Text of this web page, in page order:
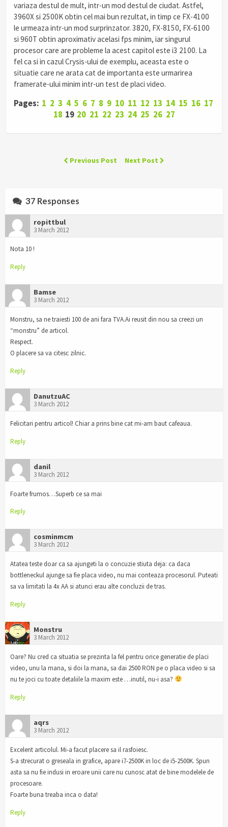
variaza destul de mult, intr-un mod destul de ciudat. Astfel,
3960X si 2500K obtin cel mai bun rezultat, in timp ce FX-4100
le urmeaza intr-un mod surprinzator. 3820, FX-8150, FX-6100
si 960T obtin aproximativ acelasi fps minim, iar singurul
procesor care are probleme la acest capitol este i3 2100. La
fel ca si in cazul Crysis-ului de exemplu, aceasta este o
situatie care ne arata cat de importanta este urmarirea
framerate-ului minim intr-un test de placi video.
Pages: 1 2 3 4 5 6 7 8 9 10 11 12 13 14 15 16 17
18 19 20 21 22 23 24 25 26 27
Previous Post Next Post
37 Responses
ropittbul
3 March 2012
Nota 10 !
Reply
Bamse
3 March 2012
Monstru, sa ne traiesti 100 de ani fara TVA.Ai reusit din nou sa creezi un
“monstru” de articol.
Respect.
O placere sa va citesc zilnic.
Reply
DanutzuAC
3 March 2012
Felicitari pentru articol! Chiar a prins bine cat mi-am baut cafeaua.
Reply
danil
3 March 2012
Foarte frumos…Superb ce sa mai
Reply
cosminmcm
3 March 2012
Atatea teste doar ca sa ajungeti la o concuzie stiuta deja: ca daca
bottleneckul ajunge sa fie placa video, nu mai conteaza procesorul. Puteati
sa va limitati la 4x AA si atunci erau alte concluzii de tras.
Reply
Monstru
3 March 2012
Oare? Nu cred ca situatia se prezinta la fel pentru orice generatie de placi
video, unu la mana, si doi la mana, sa dai 2500 RON pe o placa video si sa
nu te joci cu toate detaliile la maxim este …inutil, nu-i asa?
Reply
aqrs
3 March 2012
Excelent articolul. Mi-a facut placere sa il rasfoiesc.
S-a strecurat o greseala in grafice, apare i7-2500K in loc de i5-2500K. Spun
asta sa nu fie indusi in eroare unii care nu cunosc atat de bine modelele de
procesoare.
Foarte buna treaba inca o data!
Reply